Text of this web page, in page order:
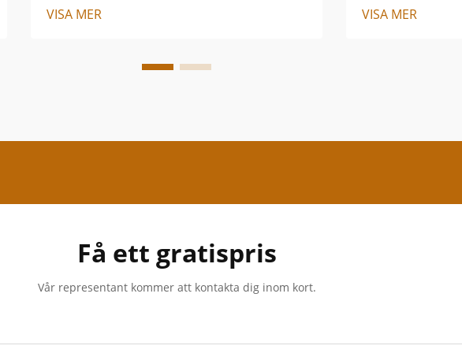
VISA MER VISA MER
Få ett gratispris
Vår representant kommer att kontakta dig inom kort.